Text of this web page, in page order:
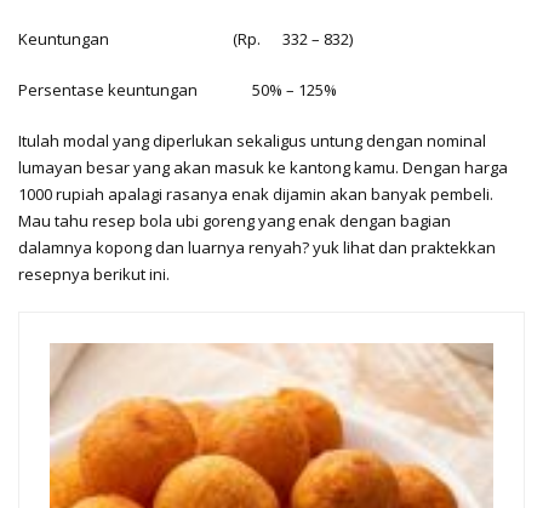
Keuntungan (Rp. 332 – 832)
Persentase keuntungan 50% – 125%
Itulah modal yang diperlukan sekaligus untung dengan nominal
lumayan besar yang akan masuk ke kantong kamu. Dengan harga
1000 rupiah apalagi rasanya enak dijamin akan banyak pembeli.
Mau tahu resep bola ubi goreng yang enak dengan bagian
dalamnya kopong dan luarnya renyah? yuk lihat dan praktekkan
resepnya berikut ini.